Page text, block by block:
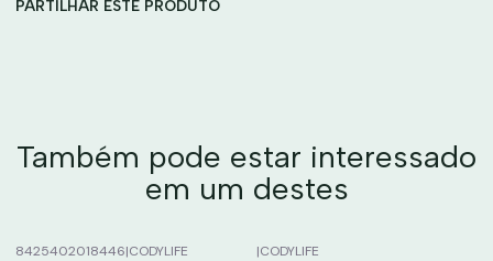
PARTILHAR ESTE PRODUTO
Também pode estar interessado
em um destes
8425402018446|CODYLIFE |CODYLIFE